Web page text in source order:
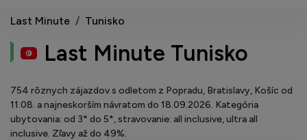
Last Minute / Tunisko
Last Minute Tunisko
754 rôznych zájazdov s odletom z Popradu, Bratislavy, Košíc od
11.08. a najneskorším návratom do 18.09.2026. Kategória
ubytovania: od 3* do 5*, stravovanie: all inclusive, ultra all
inclusive. Zľavy až do 49%.